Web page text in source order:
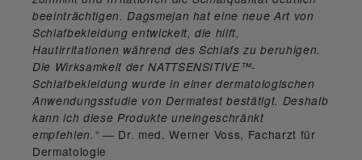
beeinträchtigen. Dagsmejan hat eine neue Art von
Schlafbekleidung entwickelt, die hilft,
Hautirritationen während des Schlafs zu beruhigen.
Die Wirksamkeit der NATTSENSITIVE™-
Schlafbekleidung wurde in einer dermatologischen
Anwendungsstudie von Dermatest bestätigt. Deshalb
kann ich diese Produkte uneingeschränkt
empfehlen.“ — Dr. med. Werner Voss, Facharzt für
Dermatologie